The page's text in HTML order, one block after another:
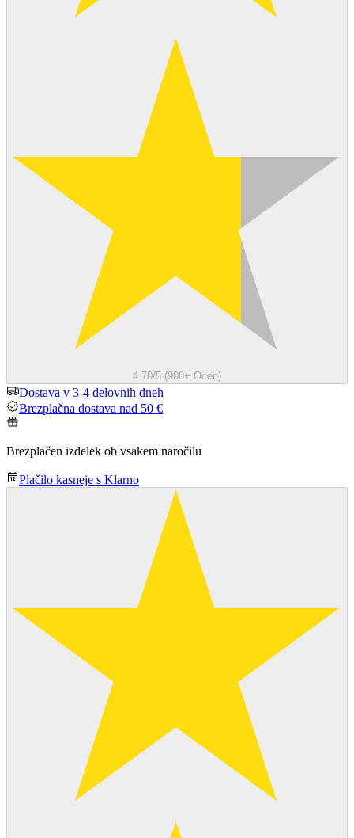
4.70/5 (900+ Ocen)
Dostava v 3-4 delovnih dneh
Brezplačna dostava nad 50 €
Brezplačen izdelek ob vsakem naročilu
Plačilo kasneje s Klarno